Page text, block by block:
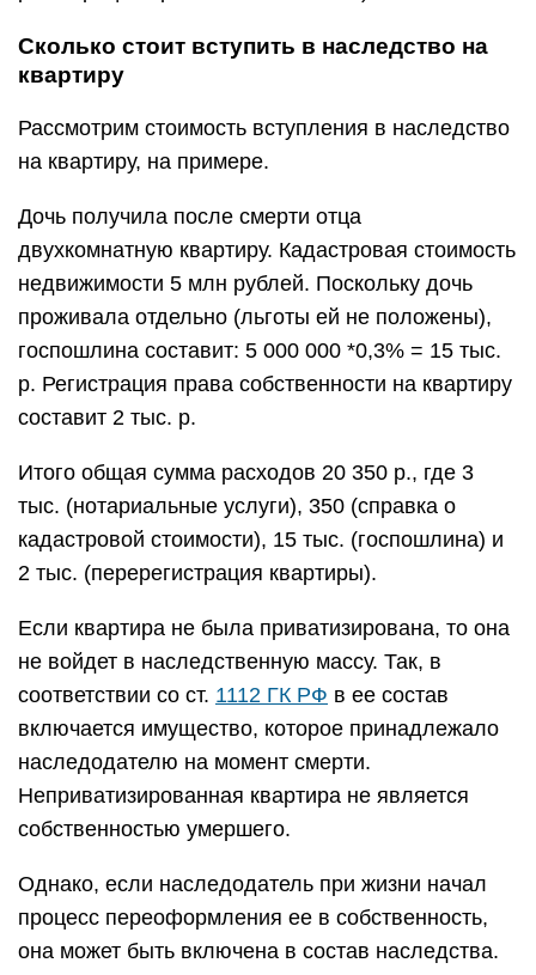
Сколько стоит вступить в наследство на
квартиру
Рассмотрим стоимость вступления в наследство
на квартиру, на примере.
Дочь получила после смерти отца
двухкомнатную квартиру. Кадастровая стоимость
недвижимости 5 млн рублей. Поскольку дочь
проживала отдельно (льготы ей не положены),
госпошлина составит: 5 000 000 *0,3% = 15 тыс.
р. Регистрация права собственности на квартиру
составит 2 тыс. р.
Итого общая сумма расходов 20 350 р., где 3
тыс. (нотариальные услуги), 350 (справка о
кадастровой стоимости), 15 тыс. (госпошлина) и
2 тыс. (перерегистрация квартиры).
Если квартира не была приватизирована, то она
не войдет в наследственную массу. Так, в
соответствии со ст. 1112 ГК РФ в ее состав
включается имущество, которое принадлежало
наследодателю на момент смерти.
Неприватизированная квартира не является
собственностью умершего.
Однако, если наследодатель при жизни начал
процесс переоформления ее в собственность,
она может быть включена в состав наследства.